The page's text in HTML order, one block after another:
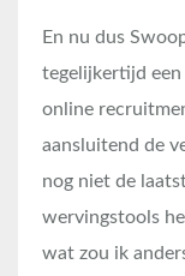
En nu dus
tegelijkertijd
online
aansluitend de
nog niet de
wervingstools
wat zou ik